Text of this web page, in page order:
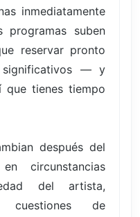
inmediatamente
programas suben
reservar pronto
significativos — y
que tienes tiempo
después del
circunstancias
del artista,
cuestiones de